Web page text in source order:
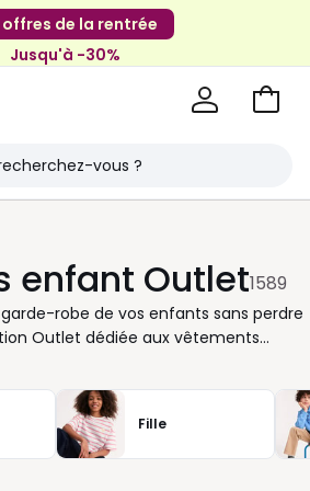
offres de la rentrée
Jusqu'à -30%
Aller
enfant Outlet1589
robe de vos enfants sans perdre
Outlet dédiée aux vêtements
choix de pièces confortables et
avantageux. Vous y trouverez
à chaque âge : du vêtement
souple pour garçon ou fille,
le rythme du quotidien. Nous
Fille